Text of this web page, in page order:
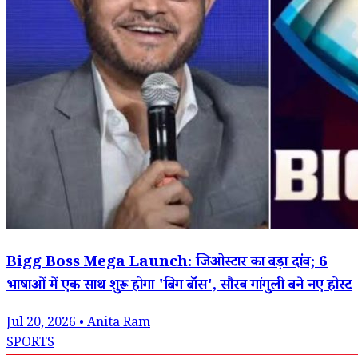
Bigg Boss Mega Launch: जिओस्टार का बड़ा दांव; 6
भाषाओं में एक साथ शुरू होगा 'बिग बॉस', सौरव गांगुली बने नए होस्ट
Jul 20, 2026 • Anita Ram
SPORTS